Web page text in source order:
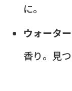
に。
ウォータ
香り。見